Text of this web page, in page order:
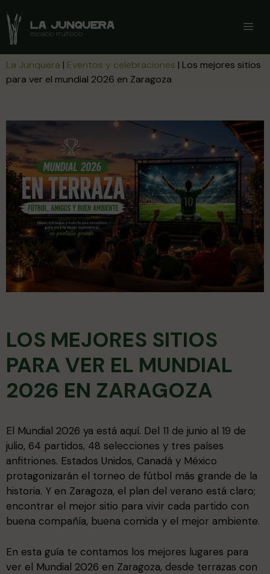
contenido
La Junquera | Eventos y celebraciones | Los mejores sitios
para ver el mundial 2026 en Zaragoza
LOS MEJORES SITIOS
PARA VER EL MUNDIAL
2026 EN ZARAGOZA
El Mundial 2026 ya está aquí. Del 11 de junio al 19 de
julio, 64 partidos, 48 selecciones y tres países
anfitriones. Estados Unidos, Canadá y México
protagonizarán el torneo de fútbol más grande de la
historia. Y en Zaragoza, el plan del verano está claro;
encontrar el mejor sitio para vivir cada partido con
buena compañía, buena comida y el mejor ambiente.
En esta guía te contamos los mejores lugares para
ver el Mundial 2026 en Zaragoza, desde terrazas con